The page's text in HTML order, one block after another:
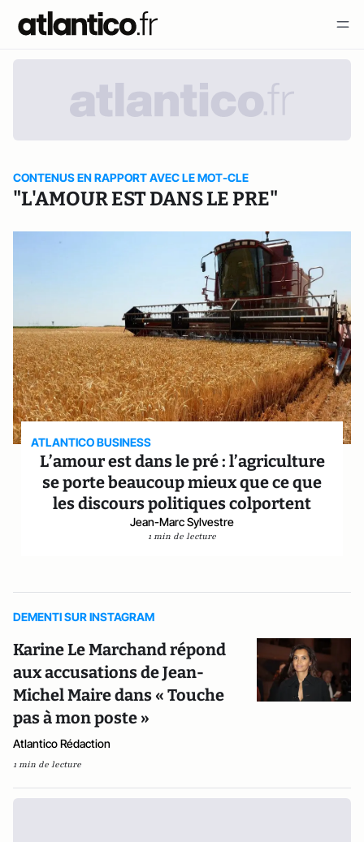
CONTENUS EN RAPPORT AVEC LE MOT-CLE
"L'AMOUR EST DANS LE PRE"
ATLANTICO BUSINESS
L’amour est dans le pré : l’agriculture
se porte beaucoup mieux que ce que
les discours politiques colportent
Jean-Marc Sylvestre
1 min de lecture
DEMENTI SUR INSTAGRAM
Karine Le Marchand répond
aux accusations de Jean-
Michel Maire dans « Touche
pas à mon poste »
Atlantico Rédaction
1 min de lecture